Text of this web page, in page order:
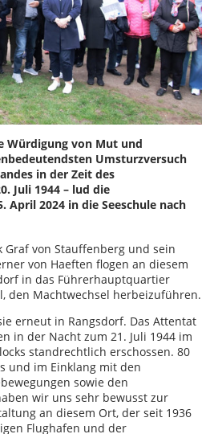
Würdigung von Mut und
Umsturzversuch
in der Zeit des
Juli 1944 – lud die
April 2024 in die Seeschule nach
Graf von Stauffenberg und sein
von Haeften flogen an diesem
in das Führerhauptquartier
den Machtwechsel herbeizuführen.
erneut in Rangsdorf. Das Attentat
in der Nacht zum 21. Juli 1944 im
standrechtlich erschossen. 80
und im Einklang mit den
sowie den
wir uns sehr bewusst zur
an diesem Ort, der seit 1936
Flughafen und der